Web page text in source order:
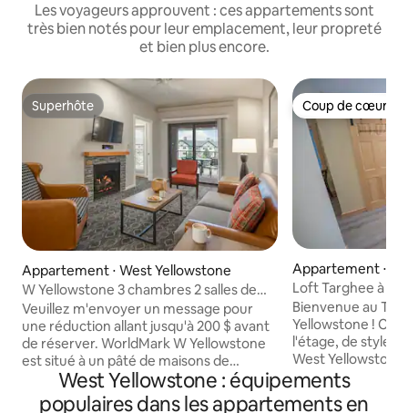
Les voyageurs approuvent : ces appartements sont
très bien notés pour leur emplacement, leur propreté
et bien plus encore.
Superhôte
Superhôte
Appartement ⋅ West Yellowstone
W Yellowstone 3 chambres 2 salles de
bain 8 couchages 1 lit à l'entrée
Veuillez m'envoyer un message pour
une réduction allant jusqu'à 200 $ avant
de réserver. WorldMark W Yellowstone
est situé à un pâté de maisons de
l'entrée ouest. Les suites de 3 chambres
peuvent accueillir 8 personnes, avec un
Coup de cœur
Coup de cœur
Appartement ⋅
one
Loft Targhee à
Bienvenue au
Yellowstone ! Ce
l'étage, de style
West
pas de l'entrée
les couples ou
West Yellowstone : équipements
populaires dans les appartements en